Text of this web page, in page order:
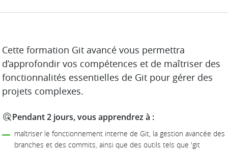
DESCRIPTION
Cette formation Git avancé vous permettra
d’approfondir vos compétences et de maîtriser des
fonctionnalités essentielles de Git pour gérer des
projets complexes.
Pendant 2 jours, vous apprendrez à :
maîtriser le fonctionnement interne de Git, la gestion avancée des
branches et des commits, ainsi que des outils tels que 'git